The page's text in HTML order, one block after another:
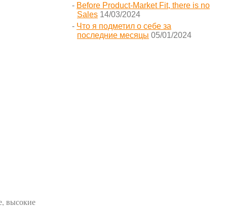
высокие
Before Product-Market Fit, there is no
Sales 14/03/2024
Что я подметил о себе за
последние месяцы 05/01/2024